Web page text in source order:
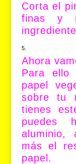
Corta el
finas y
Ahora
Para ello
papel
sobre tu
tienes
puedes
aluminio,
más el
papel.